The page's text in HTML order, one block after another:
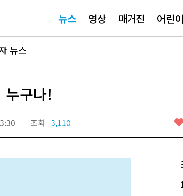
요뉴스 영상 매거진 어린
뉴스
구나!
조회 3,110